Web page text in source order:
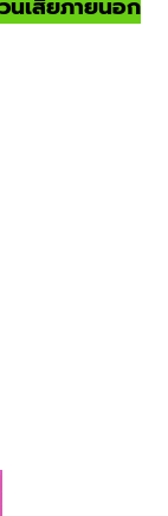
นเสียภายนอก